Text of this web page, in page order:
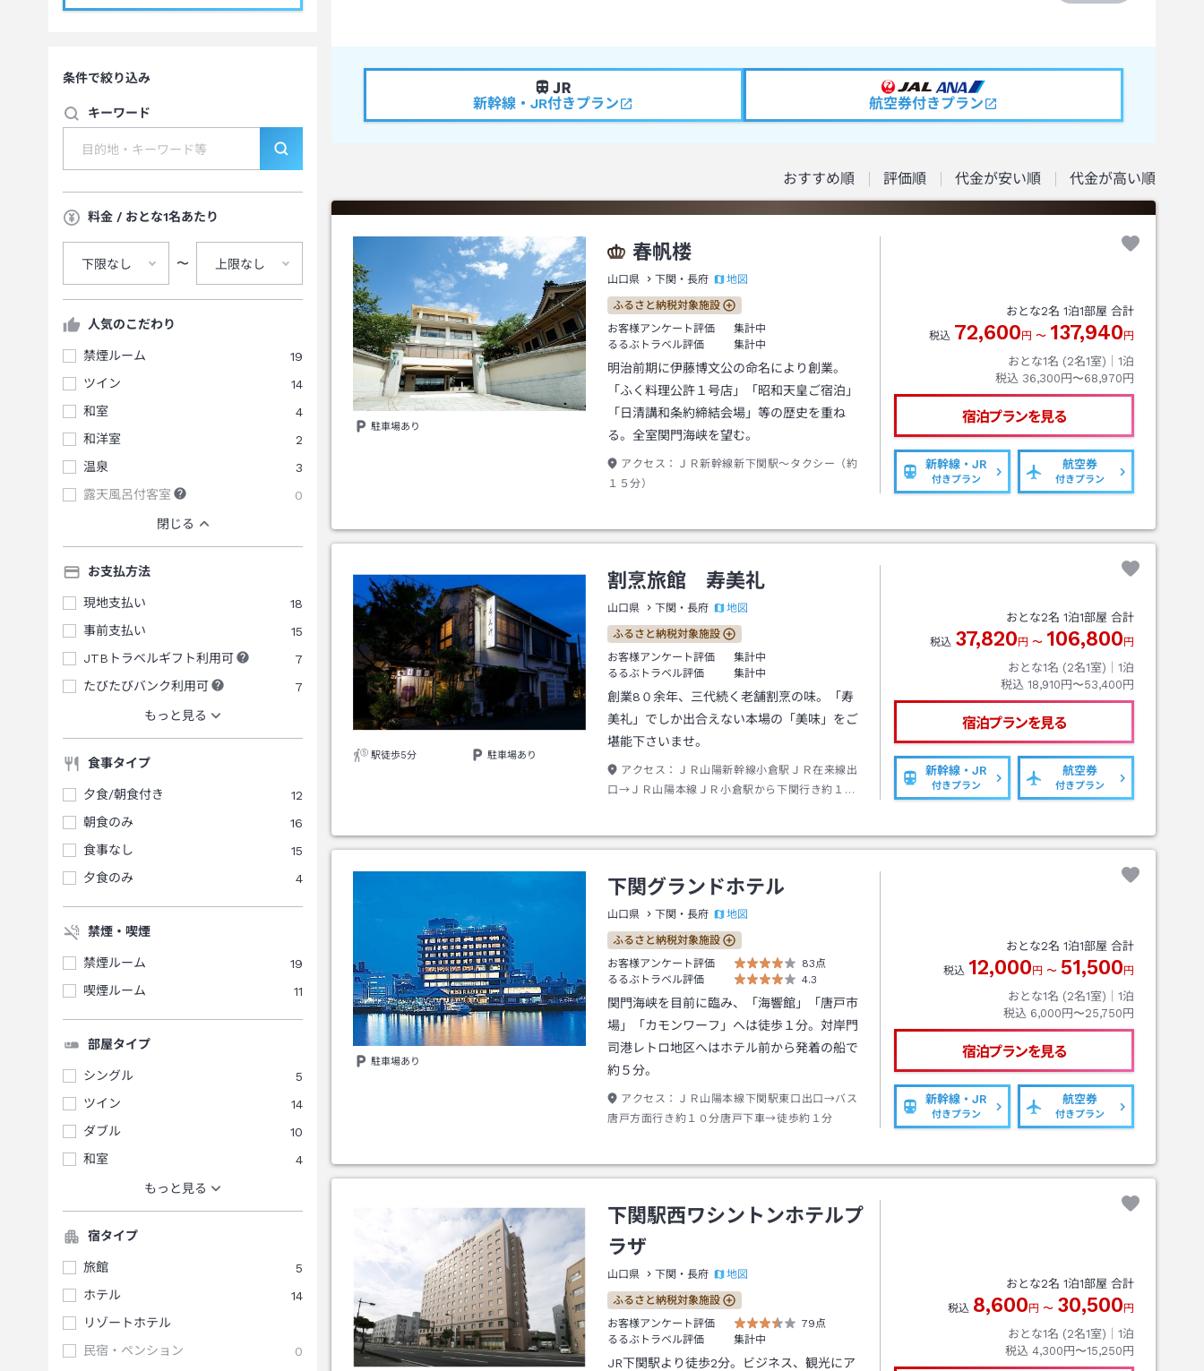
条件で絞り込み
キーワード
料金 / おとな1名あたり
下限なし 〜 上限なし
人気のこだわり
禁煙ルーム
19
ツイン
14
和室
4
和洋室
2
温泉
3
露天風呂付客室
0
閉じる
お支払方法
現地支払い
18
事前支払い
15
JTBトラベルギフト利用可
7
たびたびバンク利用可
7
もっと見る
食事タイプ
夕食/朝食付き
12
朝食のみ
16
食事なし
15
夕食のみ
4
禁煙・喫煙
禁煙ルーム
19
喫煙ルーム
11
部屋タイプ
シングル
5
ツイン
14
ダブル
10
和室
4
もっと見る
宿タイプ
旅館
5
ホテル
14
リゾートホテル
民宿・ペンション
0
新幹線・JR付きプラン 航空券付きプラン
おすすめ順 評価順 代金が安い順 代金が高い順
駐車場あり
春帆楼
山口県 下関・長府 地図
ふるさと納税対象施設
お客様アンケート評価
集計中
るるぶトラベル評価
集計中
明治前期に伊藤博文公の命名により創業。
「ふく料理公許１号店」「昭和天皇ご宿泊」
「日清講和条約締結会場」等の歴史を重ね
る。全室関門海峡を望む。
アクセス：
ＪＲ新幹線新下関駅～タクシー（約
１５分）
おとな2名 1泊1部屋 合計
税込 72,600 円 〜 137,940 円
おとな1名 (2名1室)｜ 1泊
税込 36,300円〜68,970円
宿泊プランを見る
新幹線・JR
付きプラン
航空券
付きプラン
駅徒歩5分 駐車場あり
割烹旅館 寿美礼
山口県 下関・長府 地図
ふるさと納税対象施設
お客様アンケート評価
集計中
るるぶトラベル評価
集計中
創業8０余年、三代続く老舗割烹の味。「寿
美礼」でしか出合えない本場の「美味」をご
堪能下さいませ。
アクセス：
ＪＲ山陽新幹線小倉駅ＪＲ在来線出
口→ＪＲ山陽本線ＪＲ小倉駅から下関行き約１３
おとな2名 1泊1部屋 合計
税込 37,820 円 〜 106,800 円
おとな1名 (2名1室)｜ 1泊
税込 18,910円〜53,400円
宿泊プランを見る
新幹線・JR
付きプラン
航空券
付きプラン
駐車場あり
下関グランドホテル
山口県 下関・長府 地図
ふるさと納税対象施設
お客様アンケート評価
83点
るるぶトラベル評価
4.3
関門海峡を目前に臨み、「海響館」「唐戸市
場」「カモンワーフ」へは徒歩１分。対岸門
司港レトロ地区へはホテル前から発着の船で
約５分。
アクセス：
ＪＲ山陽本線下関駅東口出口→バス
唐戸方面行き約１０分唐戸下車→徒歩約１分
おとな2名 1泊1部屋 合計
税込 12,000 円 〜 51,500 円
おとな1名 (2名1室)｜ 1泊
税込 6,000円〜25,750円
宿泊プランを見る
新幹線・JR
付きプラン
航空券
付きプラン
下関駅西ワシントンホテルプ
ラザ
山口県 下関・長府 地図
ふるさと納税対象施設
お客様アンケート評価
79点
るるぶトラベル評価
集計中
JR下関駅より徒歩2分。ビジネス、観光にア
おとな2名 1泊1部屋 合計
税込 8,600 円 〜 30,500 円
おとな1名 (2名1室)｜ 1泊
税込 4,300円〜15,250円